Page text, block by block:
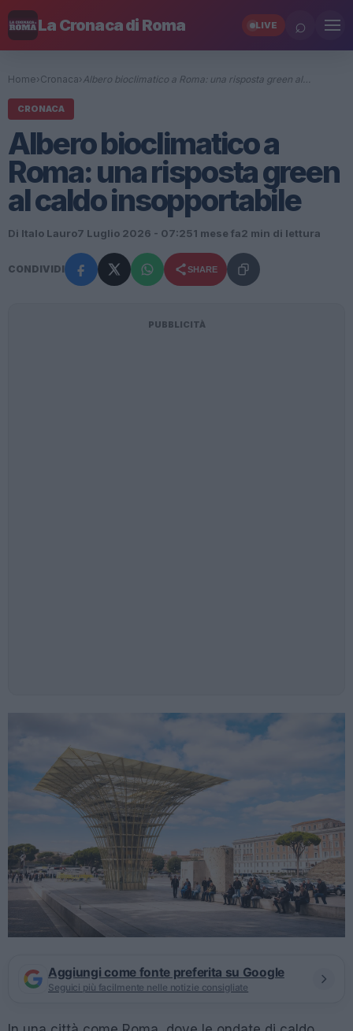
La Cronaca di Roma LIVE ⌕
Home› Cronaca› Albero bioclimatico a Roma: una risposta green al…
CRONACA
Albero bioclimatico a
Roma: una risposta green
al caldo insopportabile
Di Italo Lauro7 Luglio 2026 - 07:251 mese fa2 min di lettura
CONDIVIDI SHARE
PUBBLICITÀ
Aggiungi come fonte preferita su Google
Seguici più facilmente nelle notizie consigliate